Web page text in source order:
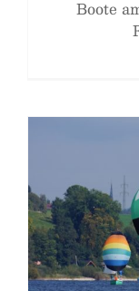
Boote